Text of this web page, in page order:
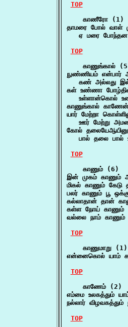
TOP
    காணீரோ (1)
தாமரை போல் வாள்
ஏ மரை
TOP
காணுங்கால்
நுண்ணியம் என்பார்
கண் அல்லது
கள் உண்ணா
உள்ளான்கொல்
காணுங்கால்
யார் மேற்றா
ஊர் மேற்று
கோல்
பால் தலை
TOP
    காணும் (6)
இன் முகம் காணும்
மிகல் காணும் கேடு
பலர் காணும் பூ
கல்லாதான் தான்
கள்ள நோய் காணும்
வல்லை நாம்
TOP
    காணுமாறு (1)
என்னைகொல் யாம்
TOP
    காணேம் (2)
எம்மை உலகத்தும்
நல்லார்
TOP